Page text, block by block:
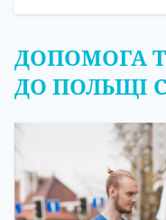
ДОПОМОГА
ДО ПОЛЬЩІ